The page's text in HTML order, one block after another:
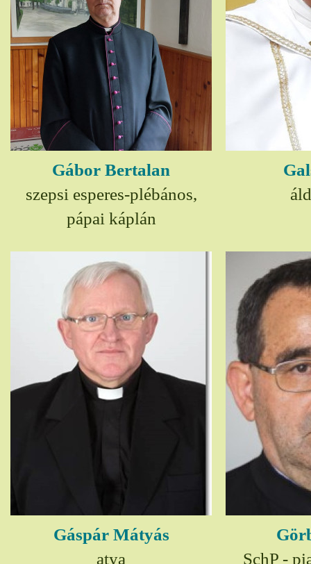
Gábor Bertalan
szepsi esperes-plébános,
pápai káplán
Gáspár Mátyás
atya
SchP -